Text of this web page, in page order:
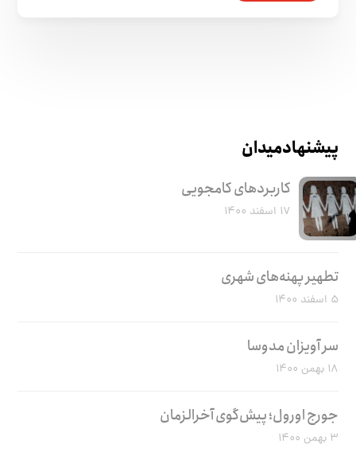
پیشنهاد میدان
کاربرد‌های کامجویی
۱۷ اسفند ۱۴۰۰
تطهیر پهنه‌های شهری
۵ اسفند ۱۴۰۰
سر آویزان مدوسا
۱۸ بهمن ۱۴۰۰
جورج اورول؛ پیش‌گوی آخرالزمان
۳ بهمن ۱۴۰۰